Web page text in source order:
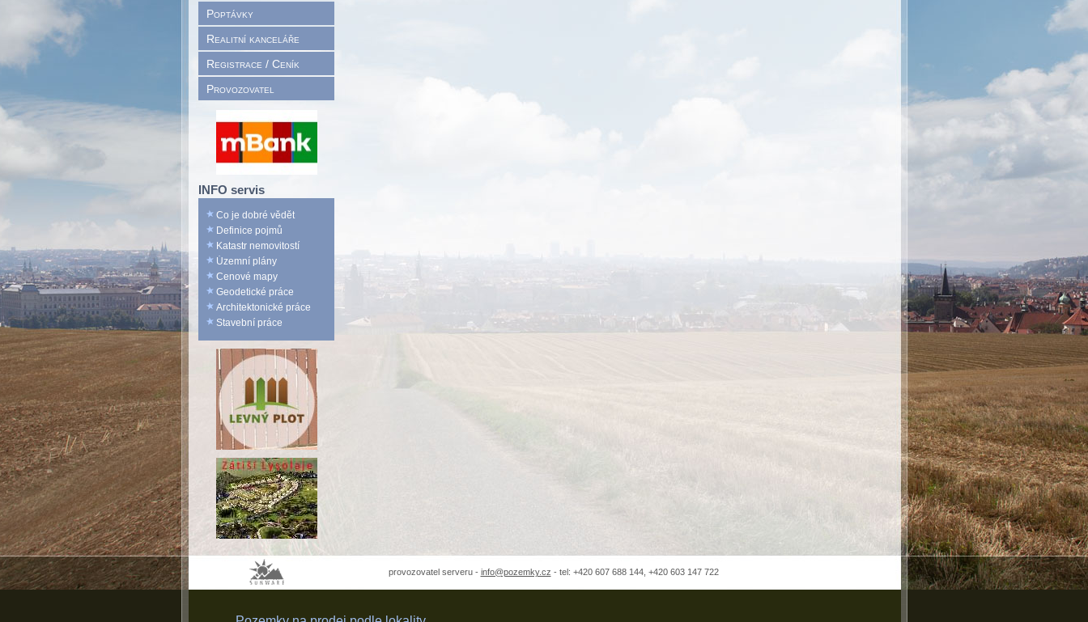
Poptávky
Realitní kanceláře
Registrace / Ceník
Provozovatel
INFO servis
Co je dobré vědět
Definice pojmů
Katastr nemovitostí
Územní plány
Cenové mapy
Geodetické práce
Architektonické práce
Stavební práce
provozovatel serveru - info@pozemky.cz - tel: +420 607 688 144, +420 603 147 722